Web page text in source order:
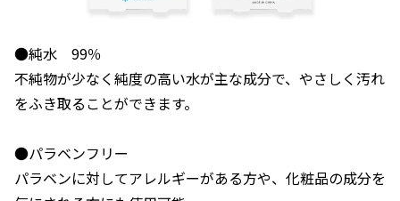
●純水 99％
不純物が少なく純度の高い水が主な成分で、やさしく汚れ
をふき取ることができます。
●パラベンフリー
パラベンに対してアレルギーがある方や、化粧品の成分を